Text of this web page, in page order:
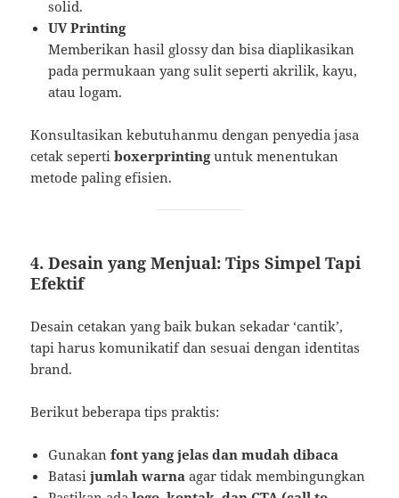
solid.
UV Printing
Memberikan hasil glossy dan bisa diaplikasikan
pada permukaan yang sulit seperti akrilik, kayu,
atau logam.
Konsultasikan kebutuhanmu dengan penyedia jasa
cetak sepertiboxerprintinguntuk menentukan
metode paling efisien.
4. Desain yang Menjual: Tips Simpel Tapi
Efektif
Desain cetakan yang baik bukan sekadar ‘cantik’,
tapi harus komunikatif dan sesuai dengan identitas
brand.
Berikut beberapa tips praktis:
Gunakanfont yang jelas dan mudah dibaca
Batasijumlah warna agar tidak membingungkan